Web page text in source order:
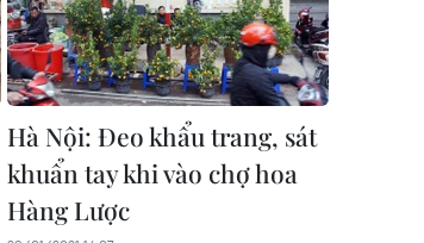
Hà Nội: Đeo khẩu trang, sát
khuẩn tay khi vào chợ hoa
Hàng Lược